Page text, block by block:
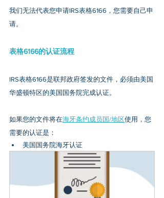
我们无法代表您申请IRS表格6166，您需要自己申
请。
表格6166的认证流程
IRS表格6166是联邦政府签发的文件，必须由美国
华盛顿特区的美国国务院完成认证。
如果您的文件将在海牙条约成员国/地区使用，您
需要的认证是：
美国国务院海牙认证